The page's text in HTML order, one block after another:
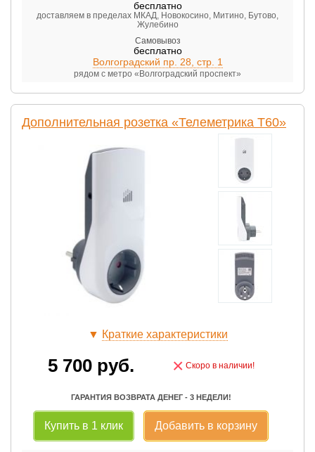
бесплатно
доставляем в пределах МКАД, Новокосино, Митино, Бутово,
Жулебино
Самовывоз
бесплатно
Волгоградский пр. 28, стр. 1
рядом с метро «Волгоградский проспект»
Дополнительная розетка «Телеметрика Т60»
▼ Краткие характеристики
5 700 руб. × Скоро в наличии!
ГАРАНТИЯ ВОЗВРАТА ДЕНЕГ - 3 НЕДЕЛИ!
Купить в 1 клик Добавить в корзину